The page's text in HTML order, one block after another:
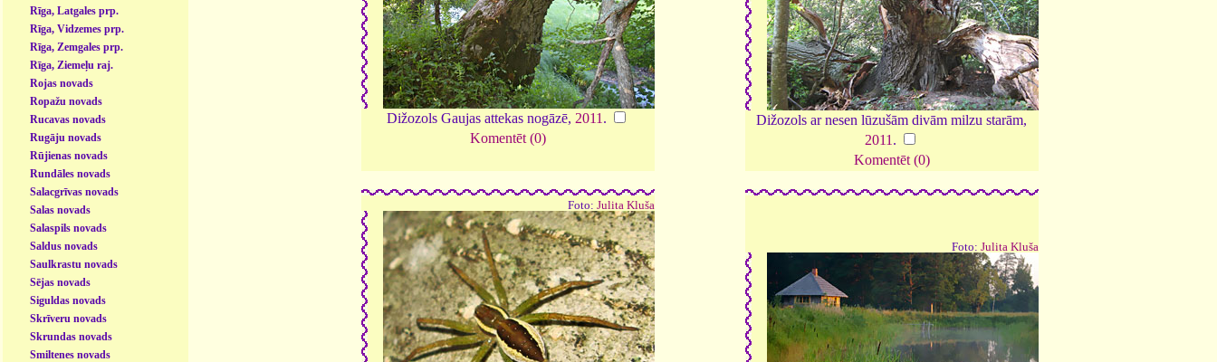
Rīga, Latgales prp.
Rīga, Vidzemes prp.
Rīga, Zemgales prp.
Rīga, Ziemeļu raj.
Rojas novads
Ropažu novads
Rucavas novads
Rugāju novads
Rūjienas novads
Rundāles novads
Salacgrīvas novads
Salas novads
Salaspils novads
Saldus novads
Saulkrastu novads
Sējas novads
Siguldas novads
Skrīveru novads
Skrundas novads
Smiltenes novads
Dižozols Gaujas attekas nogāzē, 2011 .
Komentēt (0)
Dižozols ar nesen lūzušām divām milzu starām,
2011 .
Komentēt (0)
Foto: Julita Kluša
Foto: Julita Kluša